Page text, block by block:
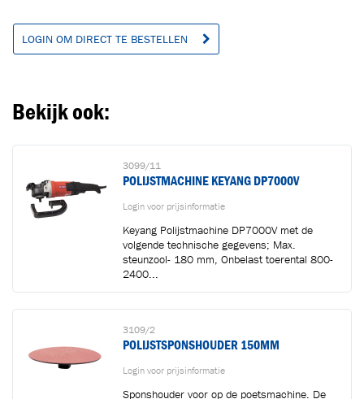
LOGIN OM DIRECT TE BESTELLEN
Bekijk ook:
3099/11
POLIJSTMACHINE KEYANG DP7000V
Login voor prijsinformatie
Keyang Polijstmachine DP7000V met de
volgende technische gegevens; Max.
steunzool- 180 mm, Onbelast toerental 800-
2400...
3109/2
POLIJSTSPONSHOUDER 150MM
Login voor prijsinformatie
Sponshouder voor op de poetsmachine. De